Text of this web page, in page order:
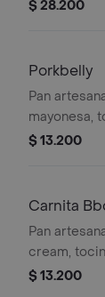
$ 28.200
Porkbelly
Pan
mayonesa,
croquetas
$ 13.200
Carnita
Pan
cream,
laminas de
$ 13.200